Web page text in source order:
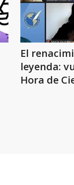
El
leyenda:
Hora de